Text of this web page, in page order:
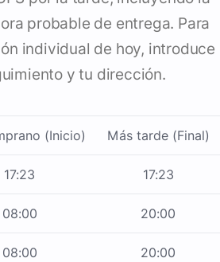
probable de entrega. Para
individual de hoy, introduce
y tu dirección.
(Inicio) Más tarde (Final)
17:23 17:23
08:00 20:00
08:00 20:00